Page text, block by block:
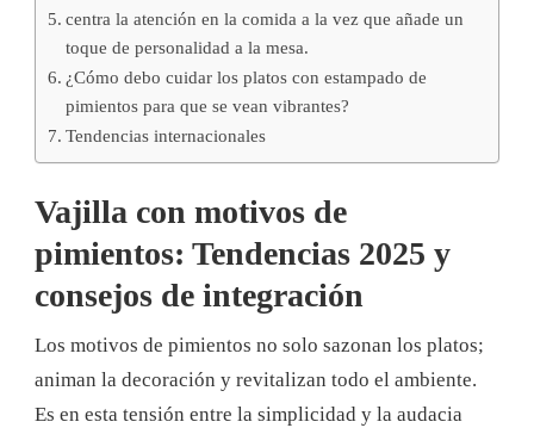
centra la atención en la comida a la vez que añade un
toque de personalidad a la mesa.
¿Cómo debo cuidar los platos con estampado de
pimientos para que se vean vibrantes?
Tendencias internacionales
Vajilla con motivos de
pimientos: Tendencias 2025 y
consejos de integración
Los motivos de pimientos no solo sazonan los platos;
animan la decoración y revitalizan todo el ambiente.
Es en esta tensión entre la simplicidad y la audacia